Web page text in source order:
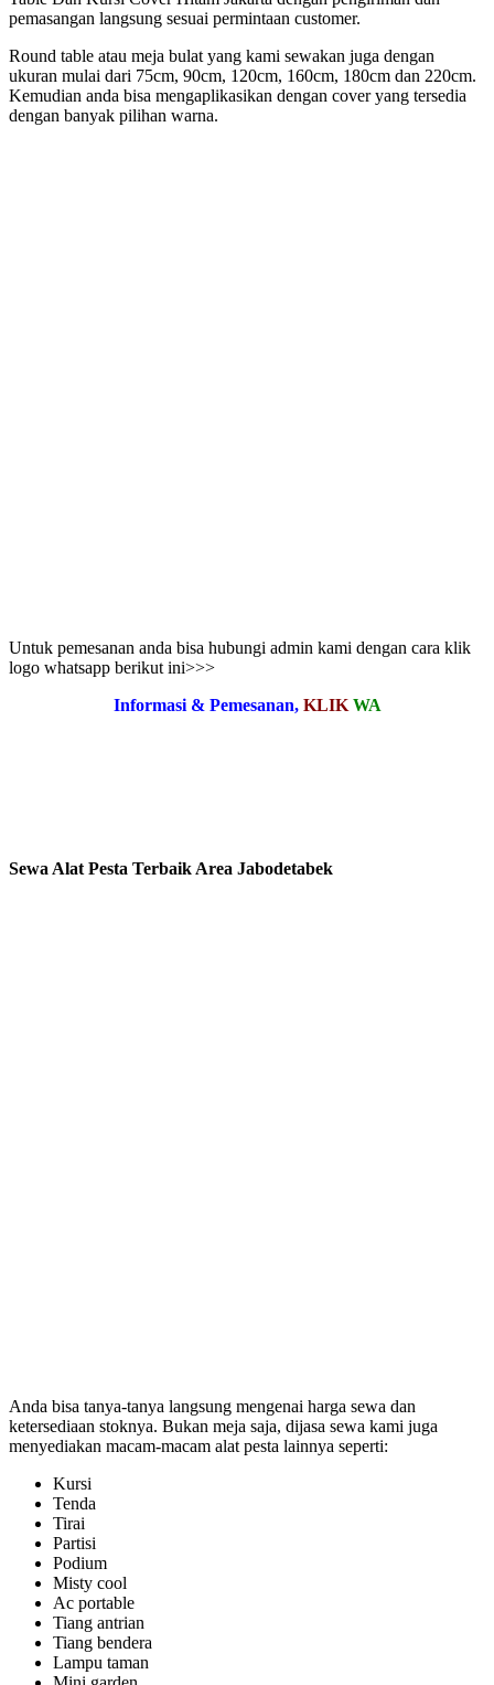
pemasangan langsung sesuai permintaan customer.
Round table atau meja bulat yang kami sewakan juga dengan
ukuran mulai dari 75cm, 90cm, 120cm, 160cm, 180cm dan 220cm.
Kemudian anda bisa mengaplikasikan dengan cover yang tersedia
dengan banyak pilihan warna.
Untuk pemesanan anda bisa hubungi admin kami dengan cara klik
logo whatsapp berikut ini>>>
Informasi & Pemesanan, KLIK WA
Sewa Alat Pesta Terbaik Area Jabodetabek
Anda bisa tanya-tanya langsung mengenai harga sewa dan
ketersediaan stoknya. Bukan meja saja, dijasa sewa kami juga
menyediakan macam-macam alat pesta lainnya seperti:
Kursi
Tenda
Tirai
Partisi
Podium
Misty cool
Ac portable
Tiang antrian
Tiang bendera
Lampu taman